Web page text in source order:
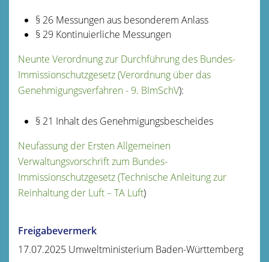
§ 26 Messungen aus besonderem Anlass
§ 29 Kontinuierliche Messungen
Neunte Verordnung zur Durchführung des Bundes-
Immissionschutzgesetz (Verordnung über das
Genehmigungsverfahren - 9. BImSchV):
§ 21 Inhalt des Genehmigungsbescheides
Neufassung der Ersten Allgemeinen
Verwaltungsvorschrift zum Bundes-
Immissionschutzgesetz (Technische Anleitung zur
Reinhaltung der Luft – TA Luft)
Freigabevermerk
17.07.2025 Umweltministerium Baden-Württemberg